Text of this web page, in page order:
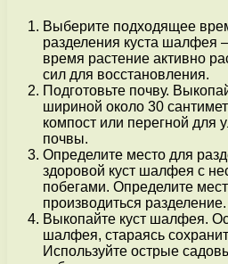
Выберите подходящее
разделения куста шалфея
время растение активно
сил для восстановления.
Подготовьте почву.
шириной около 30
компост или перегной для
почвы.
Определите место для
здоровой куст шалфея с
побегами. Определите
производиться разделение.
Выкопайте куст шалфея.
шалфея, стараясь
Используйте острые